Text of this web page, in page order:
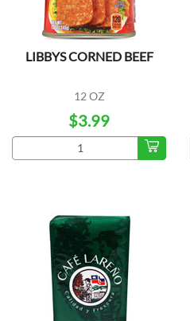
LIBBYS CORNED BEEF
12 OZ
$3.99